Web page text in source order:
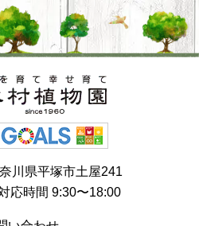
川県平塚市土屋241
応時間 9:30〜18:00